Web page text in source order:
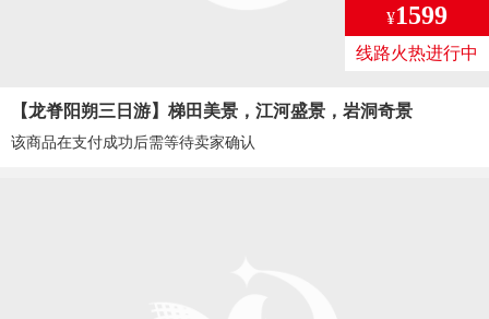
¥1599
线路火热进行中
【龙脊阳朔三日游】梯田美景，江河盛景，岩洞奇景
该商品在支付成功后需等待卖家确认